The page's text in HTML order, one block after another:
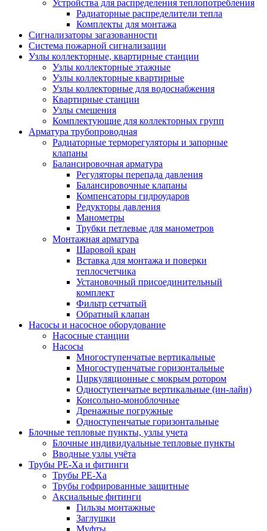
Устройства для распределения теплопотребления
Радиаторные распределители тепла
Комплекты для монтажа
Сигнализаторы загазованности
Система пожарной сигнализации
Узлы коллекторные, квартирные станции
Узлы коллекторные этажные
Узлы коллекторные квартирные
Узлы коллекторные для водоснабжения
Квартирные станции
Узлы смешения
Комплектующие для коллекторных групп
Арматура трубопроводная
Радиаторные терморегуляторы и запорные
клапаны
Балансировочная арматура
Регуляторы перепада давления
Балансировочные клапаны
Компенсаторы гидроударов
Редукторы давления
Манометры
Трубки петлевые для манометров
Монтажная арматура
Шаровой кран
Вставка для монтажа и поверки
теплосчетчика
Установочный присоединительный
комплект
Фильтр сетчатый
Обратный клапан
Насосы и насосное оборудование
Насосные станции
Насосы
Многоступенчатые вертикальные
Многоступенчатые горизонтальные
Циркуляционные с мокрым ротором
Одноступенчатые вертикальные (ин-лайн)
Консольно-моноблочные
Дренажные погружные
Одноступенчатые горизонтальные
Блочные тепловые пункты, узлы учета
Блочные индивидуальные тепловые пункты
Вводные узлы учёта
Трубы РЕ-Ха и фитинги
Трубы РЕ-Ха
Трубы гофрированные защитные
Аксиальные фитинги
Гильзы монтажные
Заглушки
Муфты